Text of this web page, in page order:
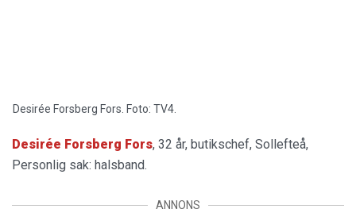
Desirée Forsberg Fors. Foto: TV4.
Desirée Forsberg Fors, 32 år, butikschef, Sollefteå,
Personlig sak: halsband.
ANNONS